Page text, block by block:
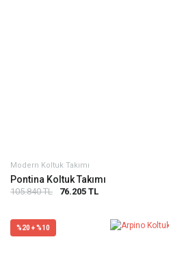
Modern Koltuk Takımı
Pontina Koltuk Takımı
105.840 TL 76.205 TL
%20 + %10